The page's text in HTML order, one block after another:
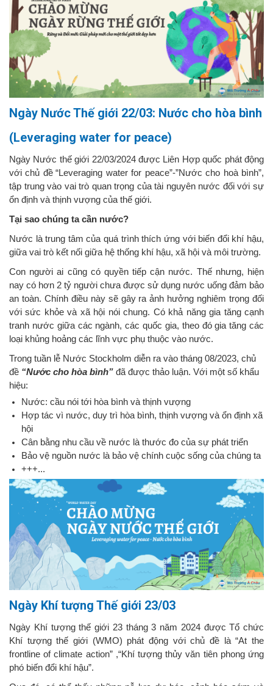
Ngày Nước Thế giới 22/03: Nước cho hòa bình
(Leveraging water for peace)
Ngày Nước thế giới 22/03/2024 được Liên Hợp quốc phát động
với chủ đề “Leveraging water for peace”-”Nước cho hoàbình”,
tập trung vào vai trò quan trọng của tài nguyên nước đối với sự
ổn định và thịnh vượng của thế giới.
Tại sao chúng ta cần nước?
Nước là trung tâm của quá trình thích ứng với biến đổi khí hậu,
giữa vai trò kết nối giữa hệ thống khí hậu, xã hội và môi trường.
Con người ai cũng có quyền tiếp cận nước. Thế nhưng, hiện
nay có hơn 2 tỷ người chưa được sử dụng nước uống đảm bảo
an toàn. Chính điều này sẽ gây ra ảnh hưởng nghiêm trọng đối
với sức khỏe và xã hội nói chung. Có khả năng gia tăng cạnh
tranh nước giữa các ngành, các quốc gia, theo đó gia tăng các
loại khủng hoảng các lĩnh vực phụ thuộc vào nước.
Trong tuần lễ Nước Stockholm diễn ra vào tháng 08/2023, chủ
đề “Nước cho hòa bình” đã được thảo luận. Với một số khẩu
hiệu:
Nước: cầu nói tới hòa bình và thịnh vượng
Hợp tác vì nước, duy trì hòa bình, thịnh vượng và ổn định xã
hội
Cân bằng nhu cầu về nước là thước đo của sự phát triển
Bảo vệ nguồn nước là bảo vệ chính cuộc sống của chúng ta
+++...
Ngày Khí tượng Thế giới 23/03
Ngày Khí tượng thế giới 23 tháng 3 năm 2024 được Tổ chức
Khí tượng thế giới (WMO) phát động với chủ đề là “At the
frontline of climate action” ,“Khí tượng thủy văn tiên phong ứng
phó biến đổi khí hậu”.